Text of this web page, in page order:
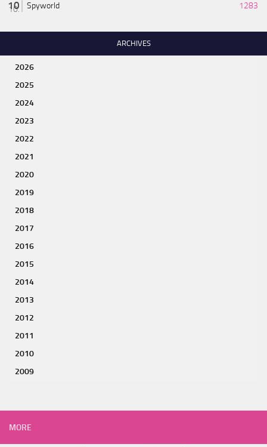
Spyworld
1283
ARCHIVES
2026
2025
2024
2023
2022
2021
2020
2019
2018
2017
2016
2015
2014
2013
2012
2011
2010
2009
MORE